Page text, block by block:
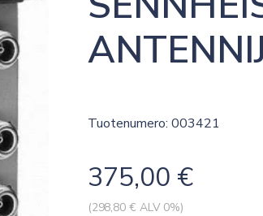
Tuotenumero: 003421
375,00 €
(298,80 € ALV 0%)